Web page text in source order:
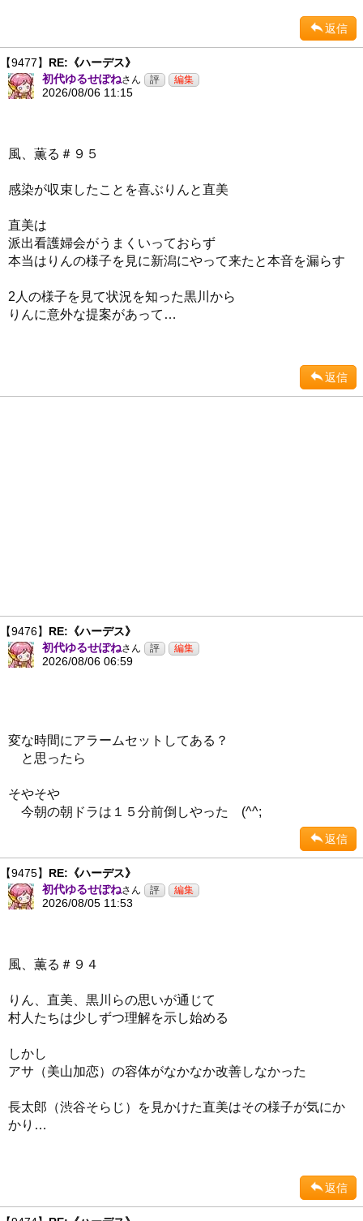
返信
【9477】 RE:《ハーデス》
初代ゆるせぽねさん
2026/08/06 11:15
風、薫る＃９５
感染が収束したことを喜ぶりんと直美
直美は
派出看護婦会がうまくいっておらず
本当はりんの様子を見に新潟にやって来たと本音を漏らす
2人の様子を見て状況を知った黒川から
りんに意外な提案があって…
返信
【9476】 RE:《ハーデス》
初代ゆるせぽねさん
2026/08/06 06:59
変な時間にアラームセットしてある？
と思ったら
そやそや
今朝の朝ドラは１５分前倒しやった (^^;
返信
【9475】 RE:《ハーデス》
初代ゆるせぽねさん
2026/08/05 11:53
風、薫る＃９４
りん、直美、黒川らの思いが通じて
村人たちは少しずつ理解を示し始める
しかし
アサ（美山加恋）の容体がなかなか改善しなかった
長太郎（渋谷そらじ）を見かけた直美はその様子が気にか
かり…
返信